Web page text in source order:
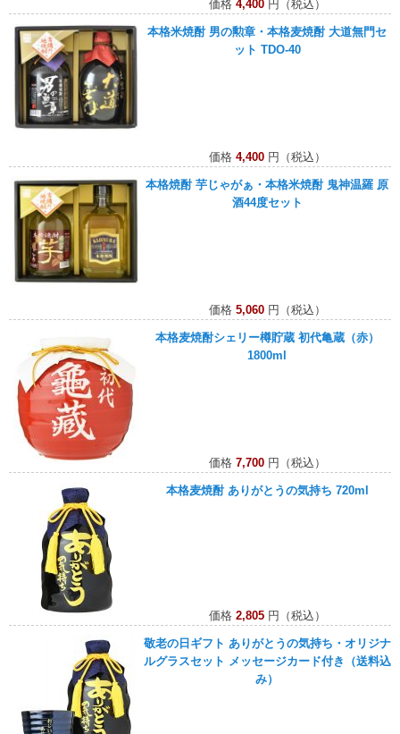
価格 4,400円（税込）
本格米焼酎 男の勲章・本格麦焼酎 大道無門セ
ット TDO-40
価格 4,400円（税込）
本格焼酎 芋じゃがぁ・本格米焼酎 鬼神温羅 原
酒44度セット
価格 5,060円（税込）
本格麦焼酎シェリー樽貯蔵 初代亀蔵（赤）
1800ml
価格 7,700円（税込）
本格麦焼酎 ありがとうの気持ち 720ml
価格 2,805円（税込）
敬老の日ギフト ありがとうの気持ち・オリジナ
ルグラスセット メッセージカード付き（送料込
み）